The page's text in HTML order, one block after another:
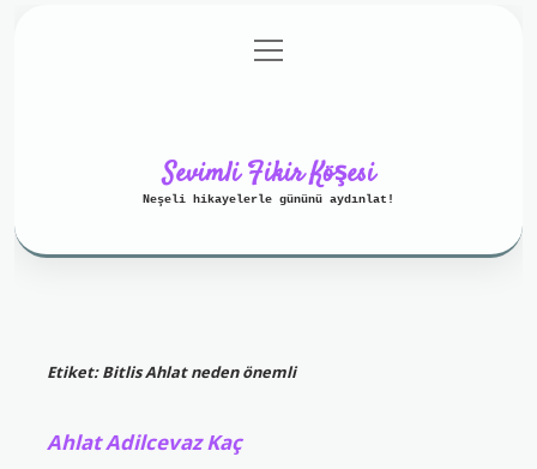
Gizlilik Politikası
menüyü
aç
Sevimli Fikir Köşesi
Neşeli hikayelerle gününü aydınlat!
Etiket:Bitlis Ahlat neden önemli
Ahlat Adilcevaz Kaç